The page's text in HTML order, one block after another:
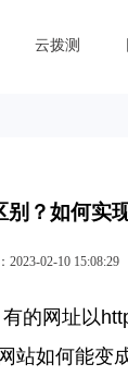
云拨测
？如何实
2023-02-10 15:08:29
的网址以
站如何能变